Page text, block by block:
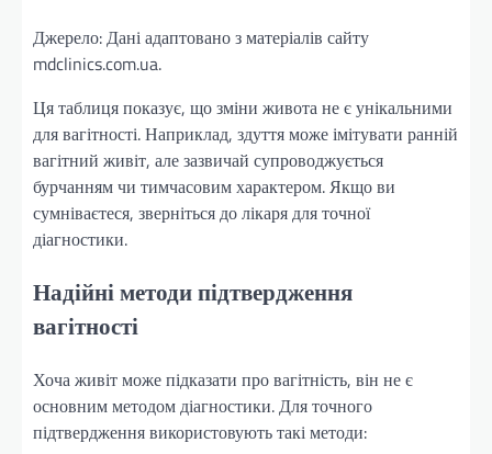
Джерело: Дані адаптовано з матеріалів сайту
mdclinics.com.ua.
Ця таблиця показує, що зміни живота не є унікальними
для вагітності. Наприклад, здуття може імітувати ранній
вагітний живіт, але зазвичай супроводжується
бурчанням чи тимчасовим характером. Якщо ви
сумніваєтеся, зверніться до лікаря для точної
діагностики.
Надійні методи підтвердження
вагітності
Хоча живіт може підказати про вагітність, він не є
основним методом діагностики. Для точного
підтвердження використовують такі методи: